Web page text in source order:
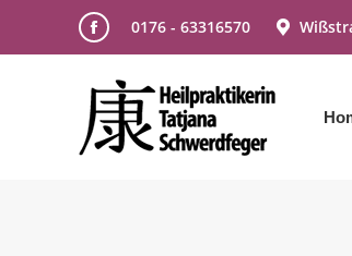
Facebook
opens
in
0176 - 63316570